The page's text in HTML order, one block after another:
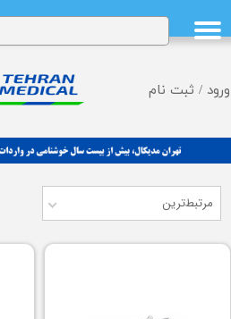
ورود / ثبت نام
حساب کاربری من
تغییر گذر واژه
خروج از حساب کاربری
مرتبط‌ترین